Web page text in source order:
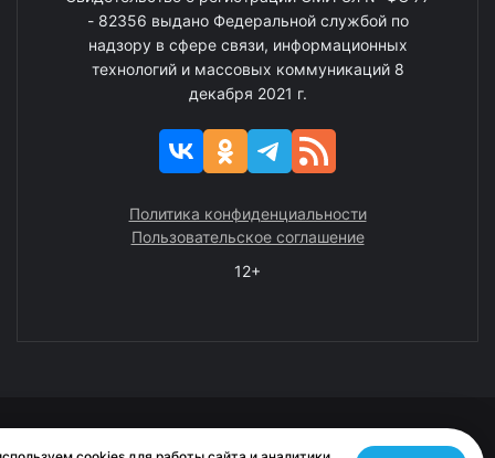
- 82356 выдано Федеральной службой по
надзору в сфере связи, информационных
технологий и массовых коммуникаций 8
декабря 2021 г.
Политика конфиденциальности
Пользовательское соглашение
12+